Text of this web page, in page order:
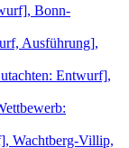
Bonn-
Ausführung],
Entwurf],
Wachtberg-Villip,